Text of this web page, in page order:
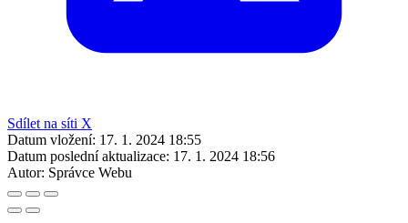
Sdílet na síti X
Datum vložení: 17. 1. 2024 18:55
Datum poslední aktualizace: 17. 1. 2024 18:56
Autor: Správce Webu